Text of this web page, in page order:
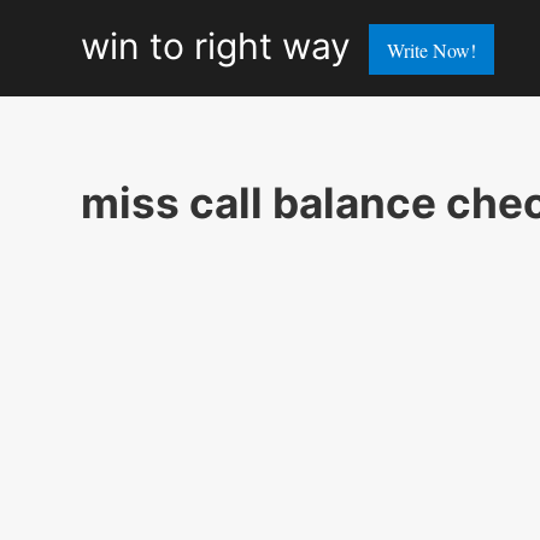
win
to
way
win to right way Write Now!
miss call balance